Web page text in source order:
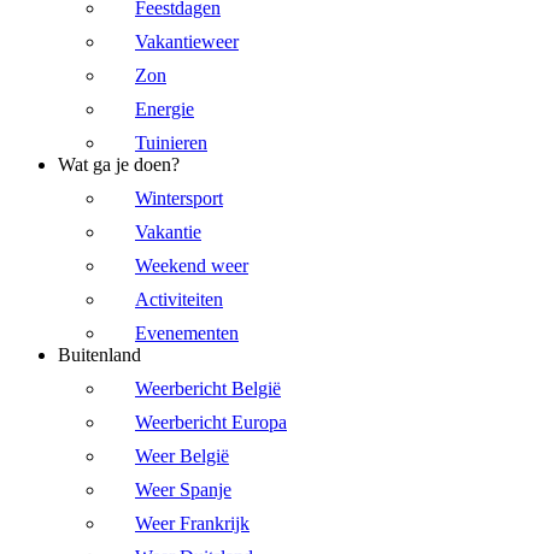
Feestdagen
Vakantieweer
Zon
Energie
Tuinieren
Wat ga je doen?
Wintersport
Vakantie
Weekend weer
Activiteiten
Evenementen
Buitenland
Weerbericht België
Weerbericht Europa
Weer België
Weer Spanje
Weer Frankrijk